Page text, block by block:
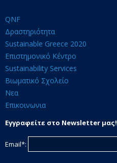
QNF
Δραστηριότητα
Sustainable Greece 2020
Επιστημονικό Κέντρο
Sustainability Services
Βιωματικό Σχολείο
Νεα
Επικοινωνια
Εγγραφείτε στο Newsletter μας!
Email*: